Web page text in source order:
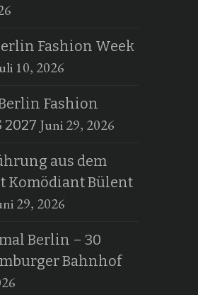
Fashion Week
10, 2026
Fashion
2027 Juni 29, 2026
aus dem
Komödiant Bülent
29, 2026
Berlin – 30
Bahnhof